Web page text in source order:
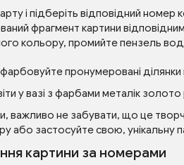
і підберіть відповідний
фрагмент картини
кольору, промийте пензель
пронумеровані
у вазі з фарбами металік
важливо не забувати, що це
або застосуйте свою, унікальну
картини за номерами